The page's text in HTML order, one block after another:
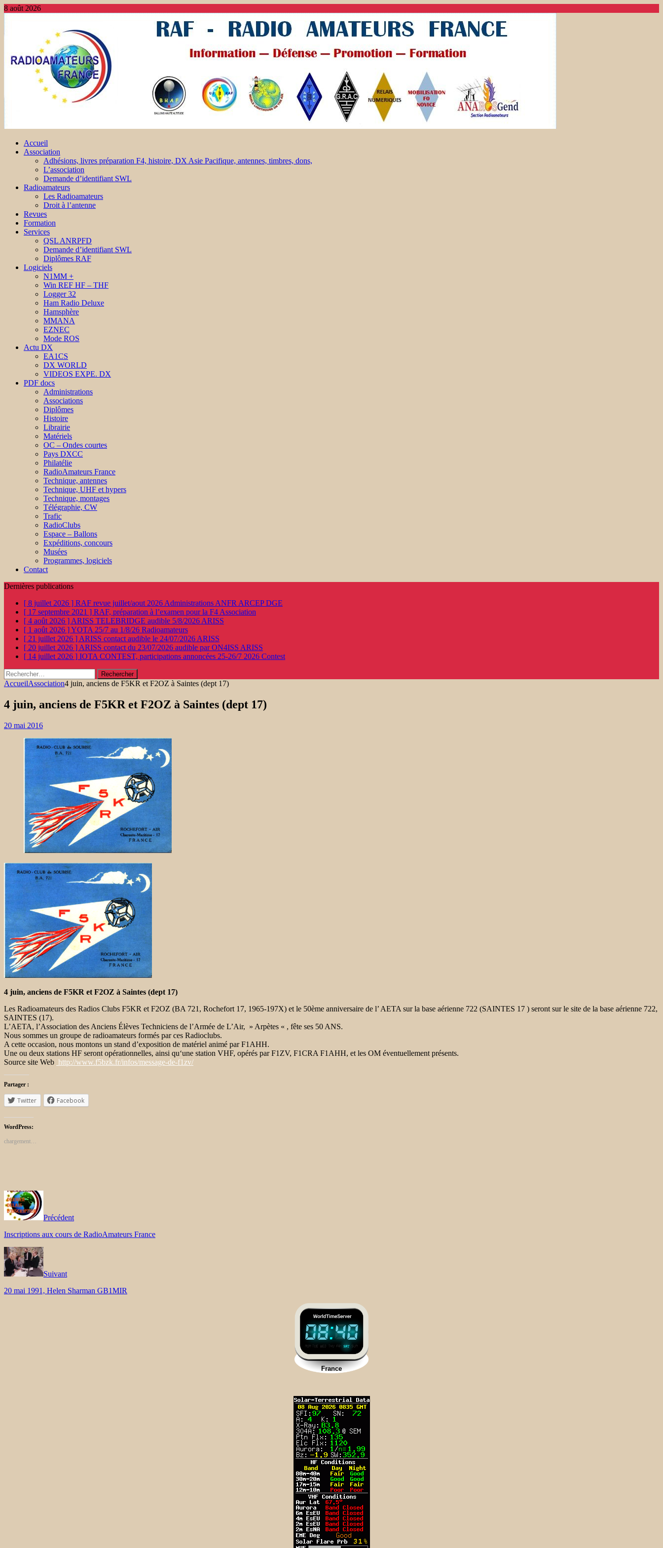
8 août 2026
Accueil
Association
Adhésions, livres préparation F4, histoire, DX Asie Pacifique, antennes, timbres, dons,
L’association
Demande d’identifiant SWL
Radioamateurs
Les Radioamateurs
Droit à l’antenne
Revues
Formation
Services
QSL ANRPFD
Demande d’identifiant SWL
Diplômes RAF
Logiciels
N1MM +
Win REF HF – THF
Logger 32
Ham Radio Deluxe
Hamsphère
MMANA
EZNEC
Mode ROS
Actu DX
EA1CS
DX WORLD
VIDEOS EXPE. DX
PDF docs
Administrations
Associations
Diplômes
Histoire
Librairie
Matériels
OC – Ondes courtes
Pays DXCC
Philatélie
RadioAmateurs France
Technique, antennes
Technique, UHF et hypers
Technique, montages
Télégraphie, CW
Trafic
RadioClubs
Espace – Ballons
Expéditions, concours
Musées
Programmes, logiciels
Contact
Dernières publications
[ 8 juillet 2026 ] RAF revue juillet/aout 2026 Administrations ANFR ARCEP DGE
[ 17 septembre 2021 ] RAF, préparation à l’examen pour la F4 Association
[ 4 août 2026 ] ARISS TELEBRIDGE audible 5/8/2026 ARISS
[ 1 août 2026 ]YOTA 25/7 au 1/8/26 Radioamateurs
[ 21 juillet 2026 ] ARISS contact audible le 24/07/2026 ARISS
[ 20 juillet 2026 ] ARISS contact du 23/07/2026 audible par ON4ISS ARISS
[ 14 juillet 2026 ] IOTA CONTEST, participations annoncées 25-26/7 2026 Contest
Rechercher :
AccueilAssociation4 juin, anciens de F5KR et F2OZ à Saintes (dept 17)
4 juin, anciens de F5KR et F2OZ à Saintes (dept 17)
20 mai 2016
4 juin, anciens de F5KR et F2OZ à Saintes (dept 17)
Les Radioamateurs des Radios Clubs F5KR et F2OZ (BA 721, Rochefort 17, 1965-197X) et le 50ème anniversaire de l’ AETA sur la base aérienne 722 (SAINTES 17 ) seront sur le site de la base aérienne 722,
SAINTES (17).
L’AETA, l’Association des Anciens Élèves Techniciens de l’Armée de L’Air, » Arpètes « , fête ses 50 ANS.
Nous sommes un groupe de radioamateurs formés par ces Radioclubs.
A cette occasion, nous montons un stand d’exposition de matériel animé par F1AHH.
Une ou deux stations HF seront opérationnelles, ainsi qu‘une station VHF, opérés par F1ZV, F1CRA F1AHH, et les OM éventuellement présents.
Source site Web http://www.f5bzk.fr/infos/message-de-f1zv/
Partager :
Twitter Facebook
WordPress:
chargement…
Précédent
Inscriptions aux cours de RadioAmateurs France
Suivant
20 mai 1991, Helen Sharman GB1MIR